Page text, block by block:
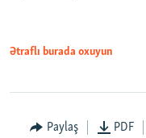
Ətraflı burada oxuyun
Paylaş PDF